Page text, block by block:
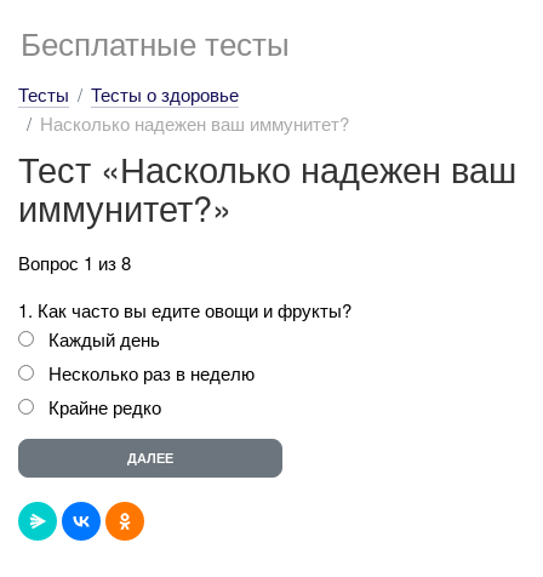
Бесплатные тесты
Тесты
Тесты о здоровье
Насколько надежен ваш иммунитет?
Тест «Насколько надежен ваш
иммунитет?»
Вопрос 1 из 8
1. Как часто вы едите овощи и фрукты?
Каждый день
Несколько раз в неделю
Крайне редко